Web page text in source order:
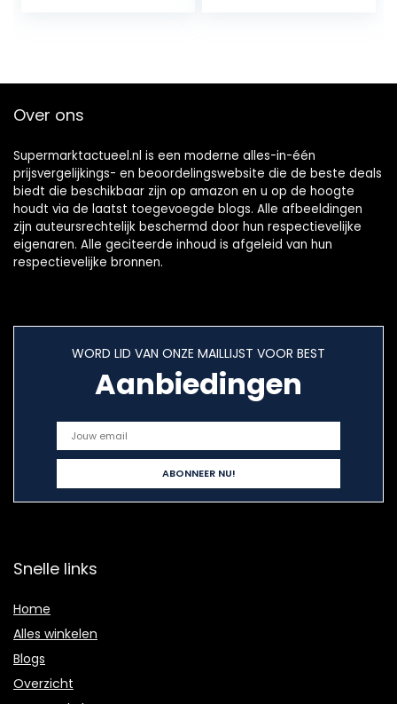
Over ons
Supermarktactueel.nl is een moderne alles-in-één
prijsvergelijkings- en beoordelingswebsite die de beste deals
biedt die beschikbaar zijn op amazon en u op de hoogte
houdt via de laatst toegevoegde blogs. Alle afbeeldingen
zijn auteursrechtelijk beschermd door hun respectievelijke
eigenaren. Alle geciteerde inhoud is afgeleid van hun
respectievelijke bronnen.
WORD LID VAN ONZE MAILLIJST VOOR BEST
Aanbiedingen
Snelle links
Home
Alles winkelen
Blogs
Overzicht